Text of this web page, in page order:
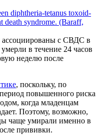
diphtheria-tetanus toxoid-
death syndrome. (Baraff,
ассоциированы с СВДС в
в течение 24 часов
неделю после
, поскольку, по
повышенного риска
когда младенцам
Поэтому, возможно,
чаще умирали именно в
прививки.